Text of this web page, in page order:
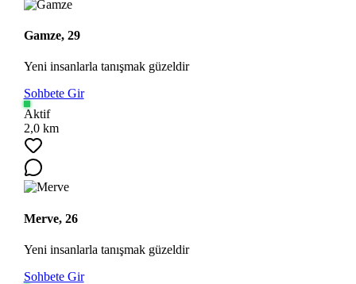
Gamze, 29
Yeni insanlarla tanışmak güzeldir
Sohbete Gir
Aktif
2,0 km
Merve, 26
Yeni insanlarla tanışmak güzeldir
Sohbete Gir